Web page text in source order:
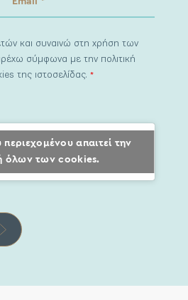
και συναινώ στη χρήση των
σύμφωνα με την πολιτική
της ιστοσελίδας.*
απαιτεί την
όλων των cookies.